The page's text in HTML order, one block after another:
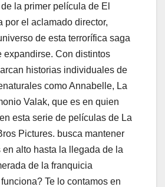
la primer película de El
por el aclamado director,
de esta terrorífica saga
expandirse. Con distintos
historias individuales de
como Annabelle, La
Valak, que es en quien
esta serie de películas de La
Pictures. busca mantener
en alto hasta la llegada de la
de la franquicia
Te lo contamos en